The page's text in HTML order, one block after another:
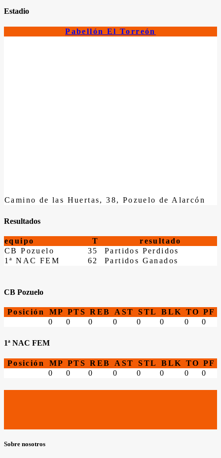
Estadio
Pabellón El Torreón
Camino de las Huertas, 38, Pozuelo de Alarcón
Resultados
equipo T
resultado
CB Pozuelo
35
Partidos Perdidos
1ª NAC FEM
62 Partidos Ganados
CB Pozuelo
Posición MP PTS REB AST STL BLK TO PF
0
0 0 0 0 0 0 0
1ª NAC FEM
Posición MP PTS REB AST STL BLK TO PF
0
0 0 0 0 0 0 0
Sobre nosotros